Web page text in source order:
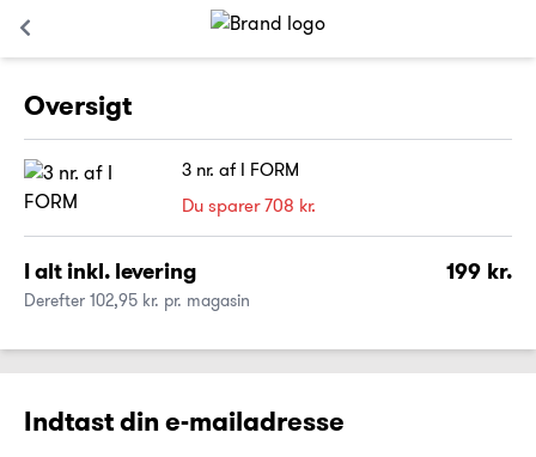
Indtast din e-mailadresse
Oversigt
3 nr. af I FORM
Du sparer 708 kr.
I alt inkl. levering 199 kr.
Derefter 102,95 kr. pr. magasin